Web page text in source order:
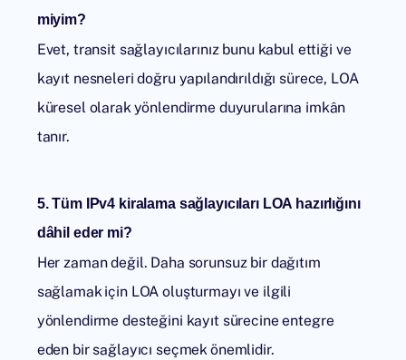
miyim?
Evet, transit sağlayıcılarınız bunu kabul ettiği ve
kayıt nesneleri doğru yapılandırıldığı sürece, LOA
küresel olarak yönlendirme duyurularına imkân
tanır.
5. Tüm IPv4 kiralama sağlayıcıları LOA hazırlığını
dâhil eder mi?
Her zaman değil. Daha sorunsuz bir dağıtım
sağlamak için LOA oluşturmayı ve ilgili
yönlendirme desteğini kayıt sürecine entegre
eden bir sağlayıcı seçmek önemlidir.